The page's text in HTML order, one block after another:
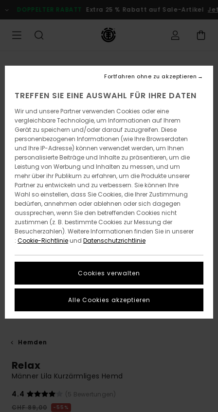
zur
Produktinformation
DOPPELTER RABATT Extra 25 % Rabatt auf Sale-Artikel
Hemden
Relax
Männer Lila Kurzärmliges Hemd
4.4
(5 Bewertungen)
CHF 89,00
55%
TREFFEN SIE EINE AUSWAHL FÜR IHRE DATEN
Wir und unsere Partner verwenden Cookies oder eine
vergleichbare Technologie, um Informationen auf Ihrem
Gerät zu speichern und/oder darauf zuzugreifen. Diese
personenbezogenen Informationen (wie Ihre Browserdaten
und Ihre IP-Adresse) können verwendet werden, um Ihnen
personalisierte Beiträge und Inhalte zu präsentieren, um die
Leistung von Werbung und Inhalten zu messen, und um
mehr über ihr Publikum zu erfahren, um die Produkte unserer
Partner zu entwickeln und zu verbessern. Sie können Ihre
Wahl so einstellen, dass Sie Cookies, die Ihrer Zustimmung
bedürfen, annehmen oder ablehnen oder sich dagegen
aussprechen, wenn Sie den betreffenden Cookies nicht
zustimmen (z. B. bestimmte Cookies zur Messung der
Besucherzahlen). Weitere Informationen finden Sie in unserer
: Cookie-Richtlinieund Datenschutzrichtlinie
Cookies verwalten
Fortfahren ohne zu akzeptieren
Alle Cookies akzeptieren